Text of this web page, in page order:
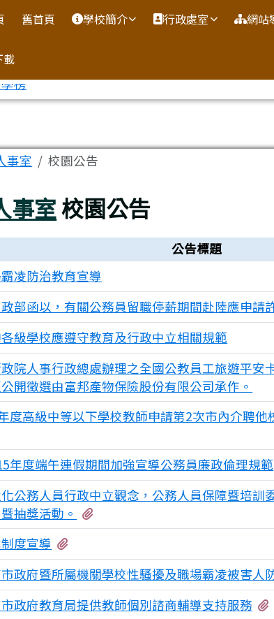
全球資訊網
舊首頁 學校簡介 行政處室 網站
載
事室 校園公告
事室校園公告
公告標題
凌防治教育宣導
部函以，有關公務員留職停薪期間赴陸應申請
級學校應遵守教育及行政中立相關規範
院人事行政總處辦理之全國公教員工旅遊平安
開徵選由富邦產物保險股份有限公司承作。
度高級中等以下學校教師申請第2次市內介聘他
年度端午連假期間加強宣導公務員廉政倫理規範
公務人員行政中立觀念，公務人員保障暨培訓
抽獎活動。
度宣導
政府暨所屬機關學校性騷擾及職場霸凌被害人
政府教育局提供教師個別諮商輔導支持服務